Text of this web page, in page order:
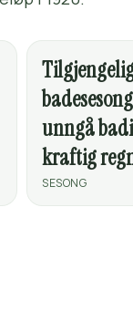
unngå
kraftig
SESONG